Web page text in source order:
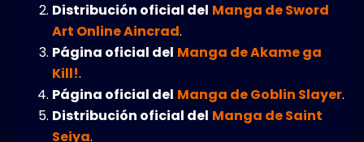
Distribución oficial del Manga de Sword
Art Online Aincrad.
Página oficial del Manga de Akame ga
Kill!.
Página oficial del Manga de Goblin Slayer.
Distribución oficial del Manga de Saint
Seiya.